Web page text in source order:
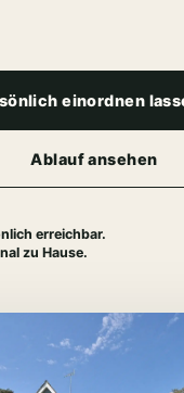
einordnen
Ablauf ansehen
erreichbar.
zu Hause.